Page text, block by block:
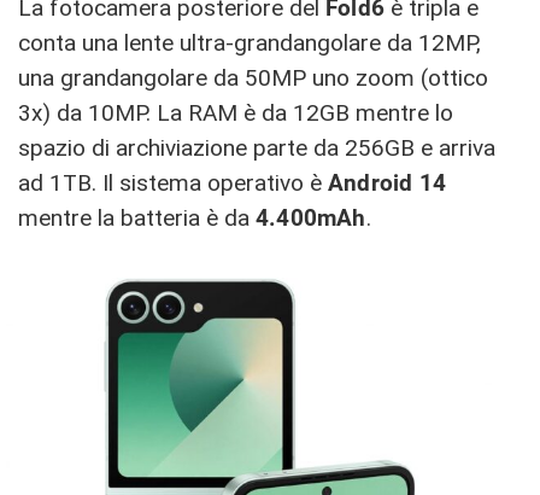
La fotocamera posteriore del Fold6 è tripla e
conta una lente ultra-grandangolare da 12MP,
una grandangolare da 50MP uno zoom (ottico
3x) da 10MP. La RAM è da 12GB mentre lo
spazio di archiviazione parte da 256GB e arriva
ad 1TB. Il sistema operativo è Android 14
mentre la batteria è da 4.400mAh.